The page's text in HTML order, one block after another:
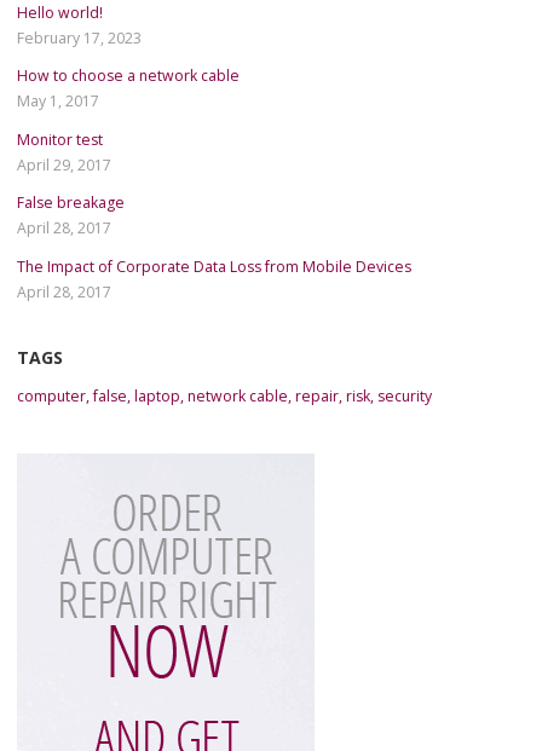
Hello world!
February 17, 2023
How to choose a network cable
May 1, 2017
Monitor test
April 29, 2017
False breakage
April 28, 2017
The Impact of Corporate Data Loss from Mobile Devices
April 28, 2017
TAGS
computer,false,laptop,network cable,repair,risk, security